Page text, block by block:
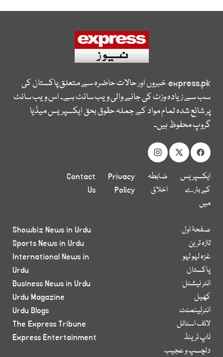
express.pkخبروں اور حالات حاضرہ سے متعلق پاکستان کی
سب سے زیادہ وزٹ کی جانے والی ویب سائٹ ہے۔ اس ویب سائٹ
پر شائع شدہ تمام مواد کے جملہ حقوق بحق ایکسپریس میڈیا
گروپ محفوظ ہیں۔
ایکسپریس
کے بارے
میں
ضابطہ
اخلاق
Privacy
Policy
Contact
Us
صفحۂ اول
تازہ ترین
غزہ لہو لہو
پاکستان
انٹر نیشنل
کھیل
انٹرٹینمنٹ
لائف اسٹائل
ٹاپ ٹرینڈ
دلچسپ و عجیب
Showbiz News in Urdu
Sports News in Urdu
International News in
Urdu
Business News in Urdu
Urdu Magazine
Urdu Blogs
The Express Tribune
Express Entertainment